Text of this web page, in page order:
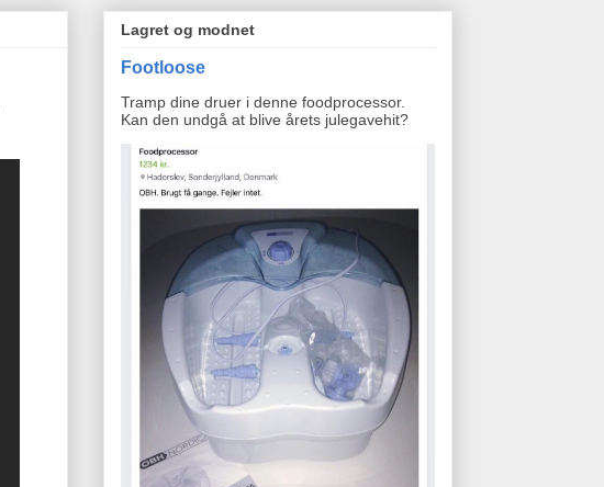
Lagret og modnet
Footloose
Tramp dine druer i denne foodprocessor.
Kan den undgå at blive årets julegavehit?